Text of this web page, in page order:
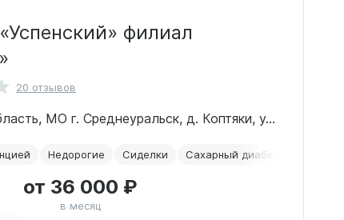
филиал
20 отзывов
Свердловская область, МО г. Среднеуральск, д. Коптяки, ул. Проезжая, 9
Недорогие Сиделки Сахарный диабет
от 36 000 ₽
в месяц